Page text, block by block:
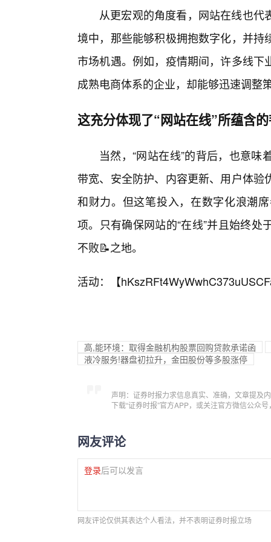
从更宏观的角度看，网站在线也
境中，那些能够积极拥抱数字化，并
市场机遇。例如，疫情期间，许多线
成熟电商体系的企业，却能够迅速调整
这充分体现了“网站在线”所蕴含
当然，“网站在线”的背后，也意
带宽、安全防护、内容更新、用户体
和财力。但这笔投入，在数字化浪潮
项。只有确保网站的“在线”并且始终
不败📝之地。
活动：【
高,能环境：取得金融机构股票回购贷款承诺函
液冷服务!器盘初拉升，金田股份等多股涨停
声明：证券时报力求信息真实、准确，文章提及
下载“证券时报”官方APP，或关注官方微信公众
网友评论
登录后可以发言
网友评论仅供其表达个人看法，并不表明证券时报立场